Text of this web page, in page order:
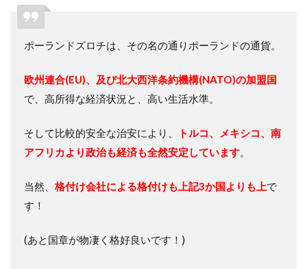
ポーランドズロチは、その名の通りポーランドの通貨。
欧州連合(EU)、及び北大西洋条約機構(NATO)の加盟国
で、高所得な経済状況と、高い生活水準。
そして比較的安全な治安により、
トルコ、メキシコ、南
アフリカより政治も経済も全然安定しています。
当然、 格付け会社による格付けも上記3か国よりも上で
す！
(あと国章が物凄く格好良いです！)